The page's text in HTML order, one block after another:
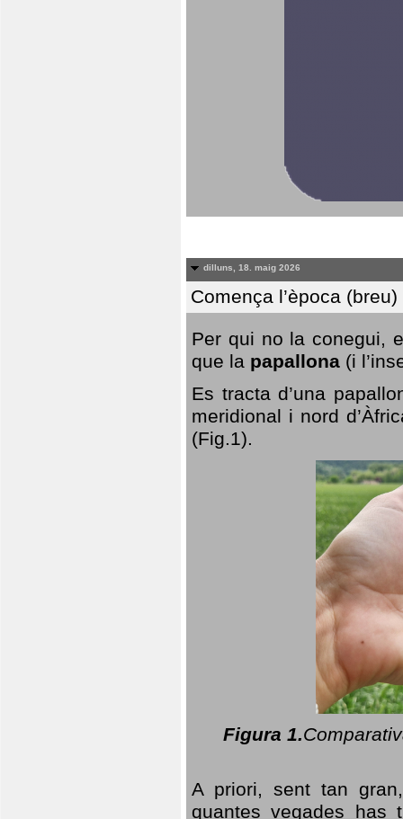
dilluns, 18. maig 2026
Comença l’època
Per qui no la conegui,
que la papallona (i
Es tracta d’una
meridional i nord
(Fig.1).
Figura 1.
A priori, sent tan
quantes vegades has